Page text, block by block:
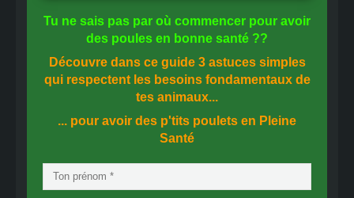
Tu ne sais pas par où commencer pour avoir
des poules en bonne santé ??
Découvre dans ce guide 3 astuces simples
qui respectent les besoins fondamentaux de
tes animaux...
... pour avoir des p'tits poulets en Pleine
Santé